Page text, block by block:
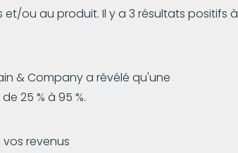
ou au produit. Il y a 3 résultats positifs à
& Company a révélé qu'une
25 % à 95 %.
revenus